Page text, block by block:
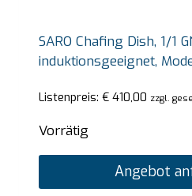
SARO Chafing Dish, 1/1
induktionsgeeignet,
Listenpreis: €410,00 zzgl.
Vorrätig
Angebot